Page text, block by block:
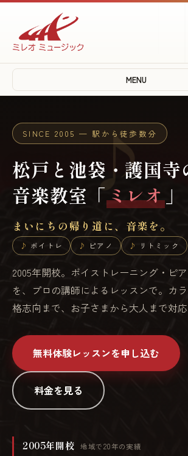
MENU
♩
♪
♩ SINCE 2005 — 駅から徒歩数分
松戸と池袋・護国寺
音楽教室「ミレオ 」
まいにちの帰り道に、音楽を。
ボイトレ ピアノ リトミック
2005年開校。ボイストレーニング・ピ
を、プロの講師によるレッスンで。カ
格志向まで、お子さまから大人まで対応
無料体験レッスンを申し込む
料金を見る
2005年開校 地域で20年の実績